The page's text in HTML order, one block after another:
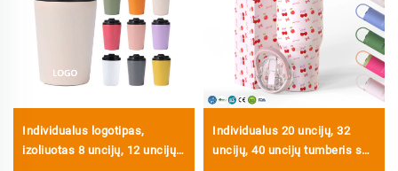
Individualus logotipas,
izoliuotas 8 uncijų, 12 uncijų,
Individualus 20 uncijų, 32
uncijų, 40 uncijų tumberis su